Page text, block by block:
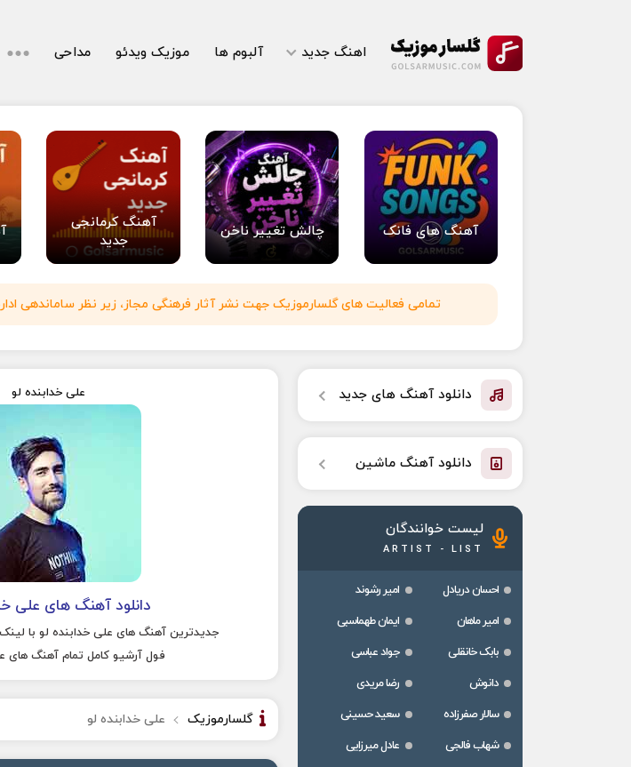
اهنگ جدید آلبوم ها موزیک ویدئو مداحی
آهنگ های فانک چالش تغییر ناخن
آهنگ کرمانجی
جدید
تمامی فعالیت های گلسارموزیک جهت نشر آثار فرهنگی مجاز، زیر نظر ساماندهی
علی خدابنده لو
دانلود آهنگ های علی
جدیدترین آهنگ های علی خدابنده لو با
فول آرشیو کامل تمام آهنگ های
گلسارموزیک علی خدابنده لو
دانلود آهنگ های جدید
دانلود آهنگ ماشین
لیست خوانندگان
ARTIST - LIST
احسان دریادل
امیر رشوند
امیر ماهان
ایمان طهماسبی
بابک خانقلی
جواد عباسی
دانوش
رضا مریدی
سالار صفرزاده
سعید حسینی
شهاب فالجی
عادل میرزایی